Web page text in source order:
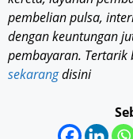
pembelian pulsa,
dengan keuntungan
pembayaran. Tertarik
sekarangdisini